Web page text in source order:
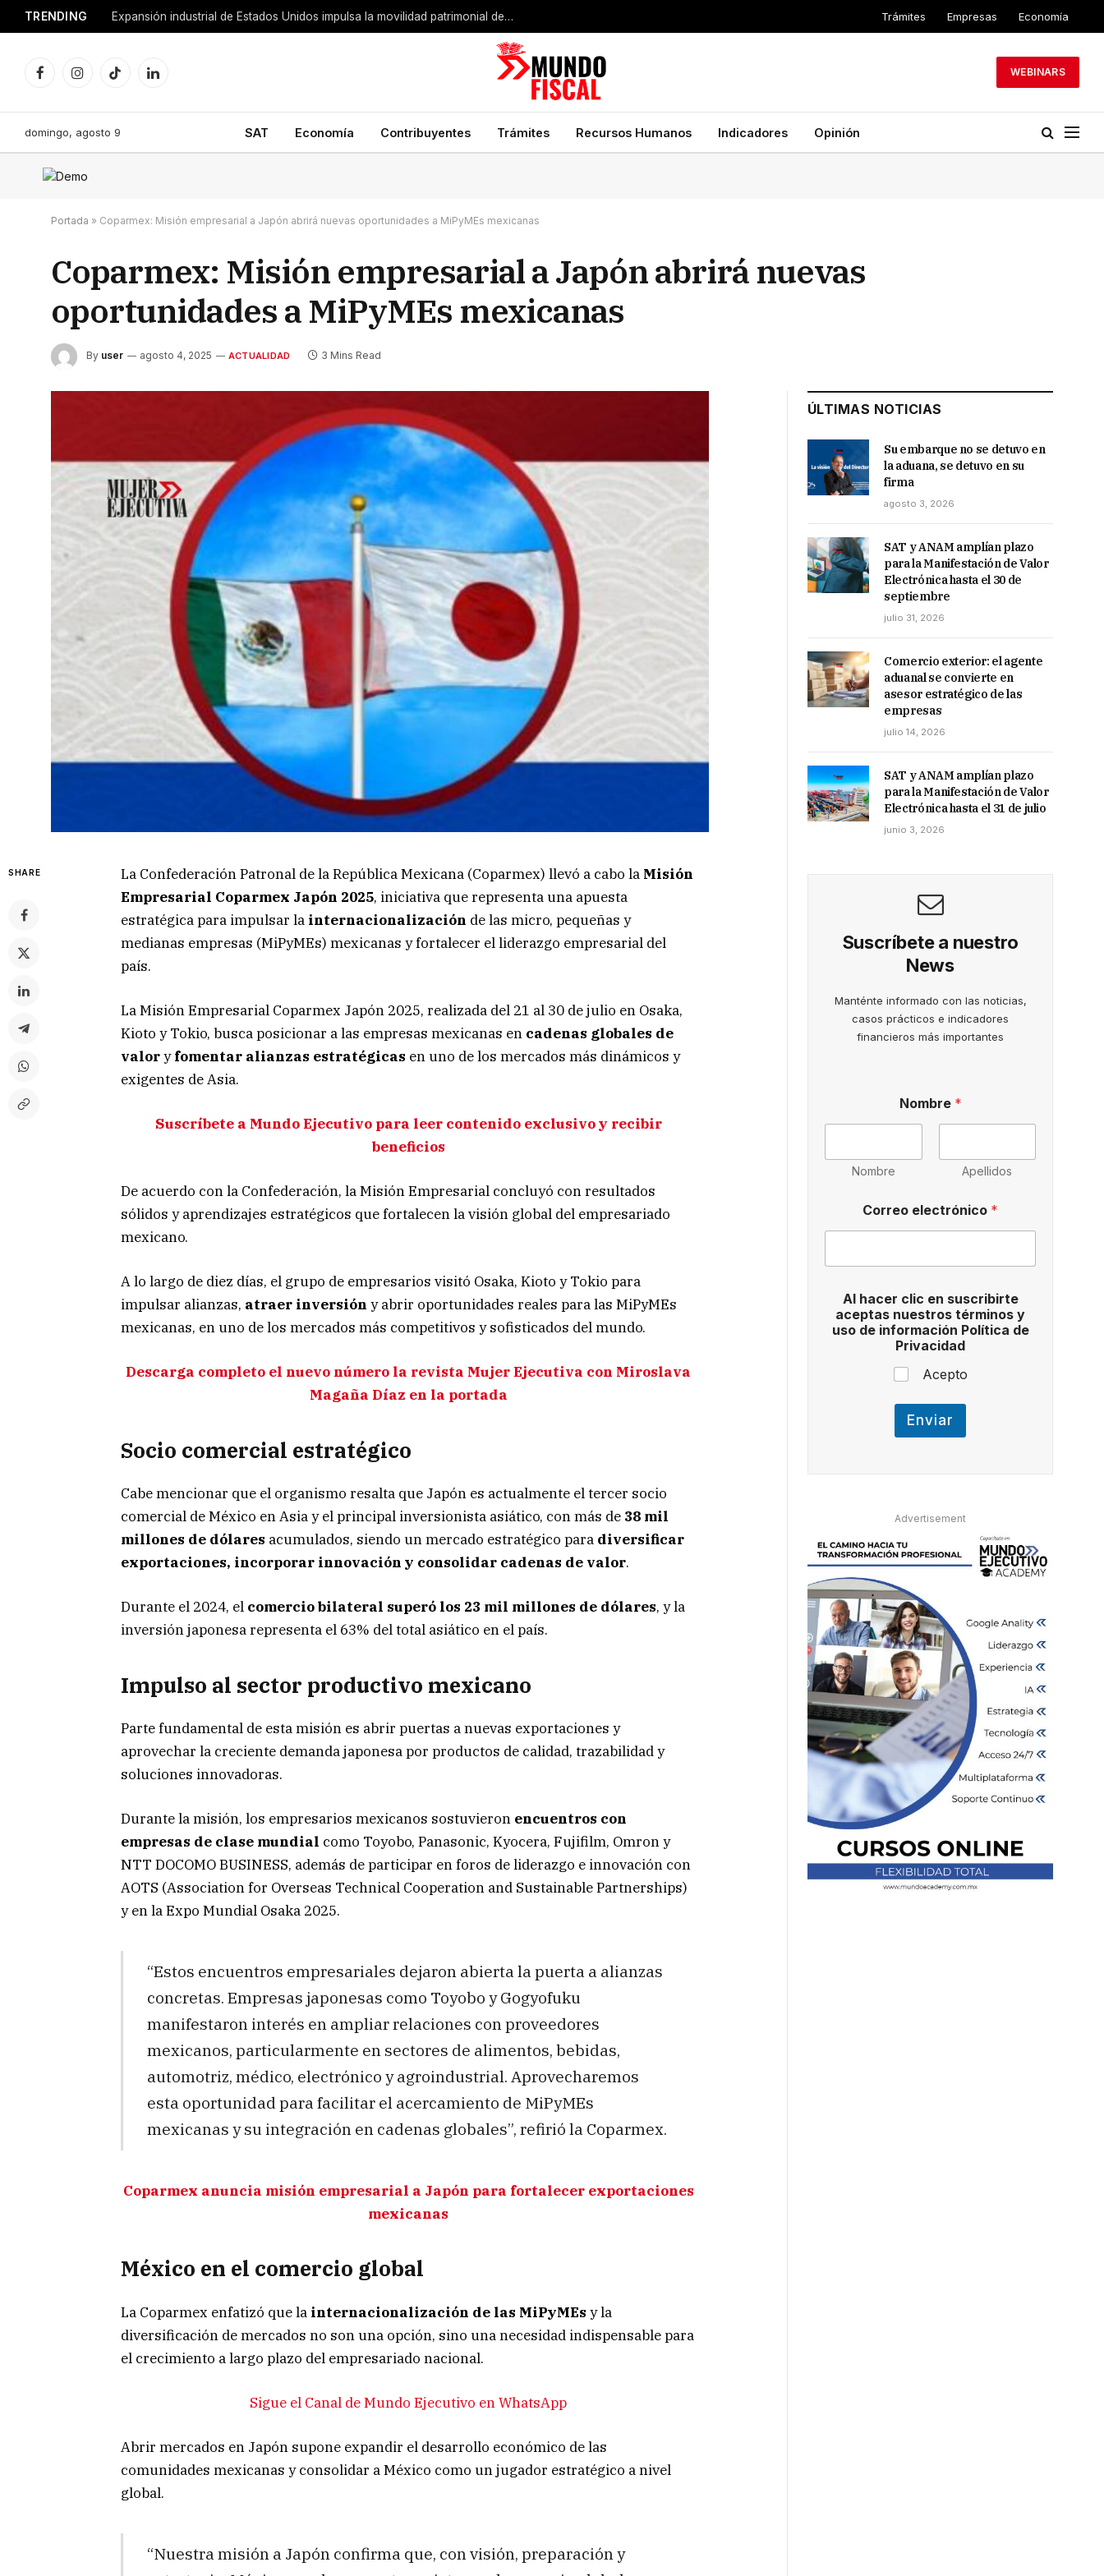
TRENDING Expansión industrial de Estados Unidos impulsa la movilidad patrimonial de empresarios mexicanos Trámites Empresas Economía
FacebookInstagramTikTokLinkedIn
WEBINARS
domingo, agosto 9 SAT Economía Contribuyentes Trámites Recursos Humanos Indicadores Opinión
Portada » Coparmex: Misión empresarial a Japón abrirá nuevas oportunidades a MiPyMEs mexicanas
Coparmex: Misión empresarial a Japón abrirá nuevas
oportunidades a MiPyMEs mexicanas
By user agosto 4, 2025 ACTUALIDAD 3 Mins Read
SHARE La Confederación Patronal de la República Mexicana (Coparmex) llevó a cabo la Misión
Empresarial Coparmex Japón 2025, iniciativa que representa una apuesta
estratégica para impulsar la internacionalización de las micro, pequeñas y
medianas empresas (MiPyMEs) mexicanas y fortalecer el liderazgo empresarial del
país.
La Misión Empresarial Coparmex Japón 2025, realizada del 21 al 30 de julio en Osaka,
Kioto y Tokio, busca posicionar a las empresas mexicanas en cadenas globales de
valoryfomentar alianzas estratégicas en uno de los mercados más dinámicos y
exigentes de Asia.
Suscríbete a Mundo Ejecutivo para leer contenido exclusivo y recibir
beneficios
De acuerdo con la Confederación, la Misión Empresarial concluyó con resultados
sólidos y aprendizajes estratégicos que fortalecen la visión global del empresariado
mexicano.
A lo largo de diez días, el grupo de empresarios visitó Osaka, Kioto y Tokio para
impulsar alianzas, atraer inversión y abrir oportunidades reales para las MiPyMEs
mexicanas, en uno de los mercados más competitivos y sofisticados del mundo.
Descarga completo el nuevo número la revista Mujer Ejecutiva con Miroslava
Magaña Díaz en la portada
Socio comercial estratégico
Cabe mencionar que el organismo resalta que Japón es actualmente el tercer socio
comercial de México en Asia y el principal inversionista asiático, con más de 38 mil
millones de dólares acumulados, siendo un mercado estratégico para diversificar
exportaciones, incorporar innovación y consolidar cadenas de valor.
Durante el 2024, el comercio bilateral superó los 23 mil millones de dólares, y la
inversión japonesa representa el 63% del total asiático en el país.
Impulso al sector productivo mexicano
Parte fundamental de esta misión es abrir puertas a nuevas exportaciones y
aprovechar la creciente demanda japonesa por productos de calidad, trazabilidad y
soluciones innovadoras.
Durante la misión, los empresarios mexicanos sostuvieron encuentros con
empresas de clase mundial como Toyobo, Panasonic, Kyocera, Fujifilm, Omron y
NTT DOCOMO BUSINESS, además de participar en foros de liderazgo e innovación con
AOTS (Association for Overseas Technical Cooperation and Sustainable Partnerships)
y en la Expo Mundial Osaka 2025.
“Estos encuentros empresariales dejaron abierta la puerta a alianzas
concretas. Empresas japonesas como Toyobo y Gogyofuku
manifestaron interés en ampliar relaciones con proveedores
mexicanos, particularmente en sectores de alimentos, bebidas,
automotriz, médico, electrónico y agroindustrial. Aprovecharemos
esta oportunidad para facilitar el acercamiento de MiPyMEs
mexicanas y su integración en cadenas globales”, refirió la Coparmex.
Coparmex anuncia misión empresarial a Japón para fortalecer exportaciones
mexicanas
México en el comercio global
La Coparmex enfatizó que la internacionalización de las MiPyMEs y la
diversificación de mercados no son una opción, sino una necesidad indispensable para
el crecimiento a largo plazo del empresariado nacional.
Sigue el Canal de Mundo Ejecutivo en WhatsApp
Abrir mercados en Japón supone expandir el desarrollo económico de las
comunidades mexicanas y consolidar a México como un jugador estratégico a nivel
global.
“Nuestra misión a Japón confirma que, con visión, preparación y
ÚLTIMAS NOTICIAS
Su embarque no se detuvo en
la aduana, se detuvo en su
firma
agosto 3, 2026
SAT y ANAM amplían plazo
para la Manifestación de Valor
Electrónica hasta el 30 de
septiembre
julio 31, 2026
Comercio exterior: el agente
aduanal se convierte en
asesor estratégico de las
empresas
julio 14, 2026
SAT y ANAM amplían plazo
para la Manifestación de Valor
Electrónica hasta el 31 de julio
junio 3, 2026
Suscríbete a nuestro
News
Manténte informado con las noticias,
casos prácticos e indicadores
financieros más importantes
Nombre *
Nombre Apellidos
e
u
Correo electrónico *
Al hacer clic en suscribirte
aceptas nuestros términos y
uso de información Política de
Privacidad
Acepto
Enviar
Advertisement